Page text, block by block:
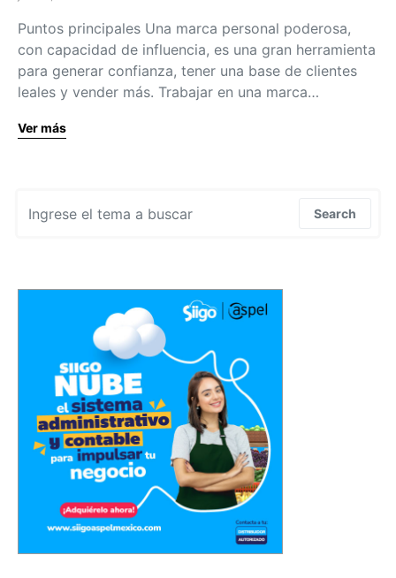
Puntos principales Una marca personal poderosa,
con capacidad de influencia, es una gran herramienta
para generar confianza, tener una base de clientes
leales y vender más. Trabajar en una marca…
Ver más
Search